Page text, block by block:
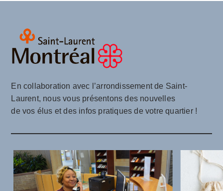
En collaboration avec l’arrondissement de Saint-
Laurent, nous vous présentons des nouvelles
de vos élus et des infos pratiques de votre quartier !